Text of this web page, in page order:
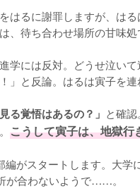
はるに謝罪しますが、は
、待ち合わせ場所の甘味処
学には反対。どうせ泣い
」と反論。はるは寅子を
る覚悟はあるの？」 と確
こうして寅子は、地獄行
がスタートします。大学
が合わないようで……。